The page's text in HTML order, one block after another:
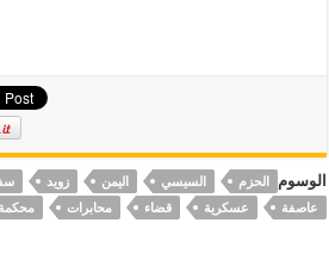
الوسوم الحزم السيسي اليمن زويد
عاصفة
عسكرية قضاء محابرات محكمة